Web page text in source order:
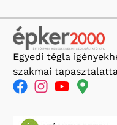
Egyedi tégla
szakmai